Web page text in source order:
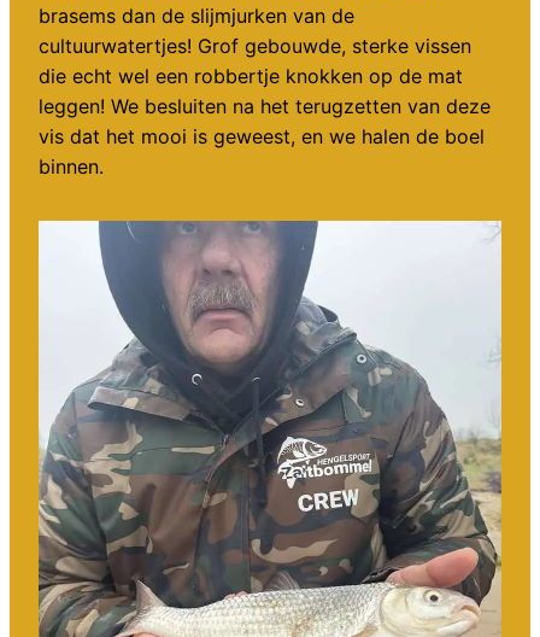
brasems dan de slijmjurken van de
cultuurwatertjes! Grof gebouwde, sterke vissen
die echt wel een robbertje knokken op de mat
leggen! We besluiten na het terugzetten van deze
vis dat het mooi is geweest, en we halen de boel
binnen.